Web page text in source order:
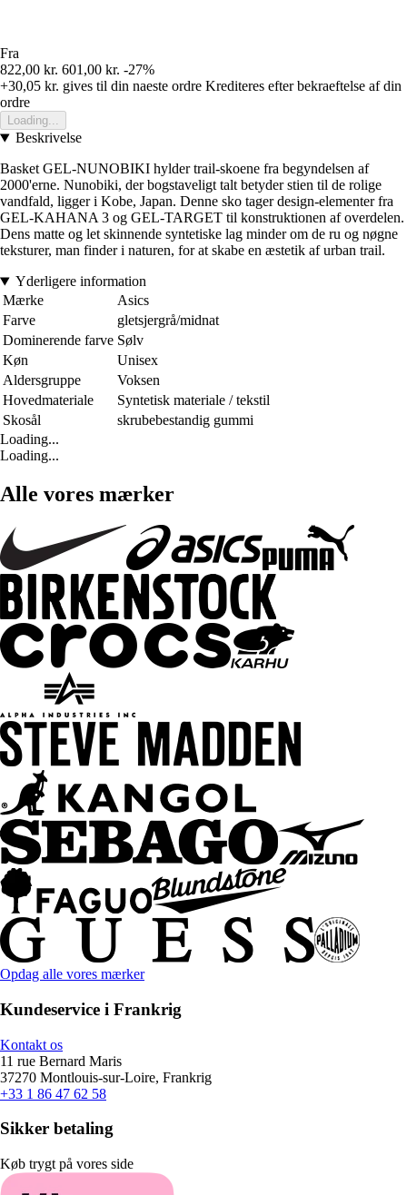
Fra
822,00 kr. 601,00 kr. -27%
+30,05 kr. gives til din naeste ordre Krediteres efter bekraeftelse af din
ordre
Loading...
Beskrivelse
Basket GEL-NUNOBIKI hylder trail-skoene fra begyndelsen af
2000'erne. Nunobiki, der bogstaveligt talt betyder stien til de rolige
vandfald, ligger i Kobe, Japan. Denne sko tager design-elementer fra
GEL-KAHANA 3 og GEL-TARGET til konstruktionen af overdelen.
Dens matte og let skinnende syntetiske lag minder om de ru og nøgne
teksturer, man finder i naturen, for at skabe en æstetik af urban trail.
Yderligere information
Mærke
Asics
Farve
gletsjergrå/midnat
Dominerende farve Sølv
Køn
Unisex
Aldersgruppe
Voksen
Hovedmateriale
Syntetisk materiale / tekstil
Skosål
skrubebestandig gummi
Loading...
Loading...
Alle vores mærker
Opdag alle vores mærker
Kundeservice i Frankrig
Kontakt os
11 rue Bernard Maris
37270 Montlouis-sur-Loire, Frankrig
+33 1 86 47 62 58
Sikker betaling
Køb trygt på vores side